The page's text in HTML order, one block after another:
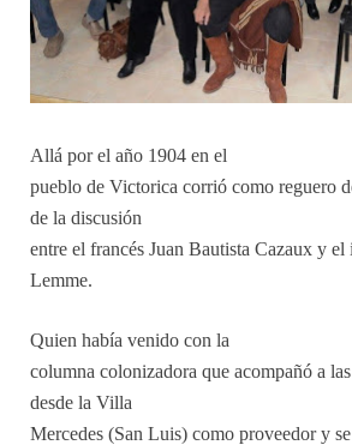
Allá por el año 1904 en el
pueblo de Victorica corrió como reguero
de la discusión
entre el francés Juan Bautista Cazaux y
Lemme.
Quien había venido con la
columna colonizadora que acompañó a
desde la Villa
Mercedes (San Luis) como proveedor y